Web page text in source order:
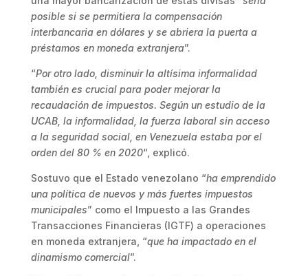
posible si se permitiera la compensación
interbancaria en dólares y se abriera la puerta a
préstamos en moneda extranjera”.
“Por otro lado, disminuir la altísima informalidad
también es crucial para poder mejorar la
recaudación de impuestos. Según un estudio de la
UCAB, la informalidad, la fuerza laboral sin acceso
a la seguridad social, en Venezuela estaba por el
orden del 80 % en 2020“, explicó.
Sostuvo que el Estado venezolano “ha emprendido
una política de nuevos y más fuertes impuestos
municipales” como el Impuesto a las Grandes
Transacciones Financieras (IGTF) a operaciones
en moneda extranjera, “que ha impactado en el
dinamismo comercial”.